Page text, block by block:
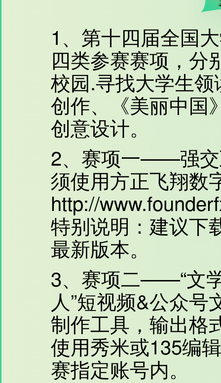
1、第十四届全国
四类参赛赛项，分
校园.寻找大学生
创作、《美丽中国
创意设计。
2、赛项一——强交
须使用方正飞翔数
http://
特别说明：建议下
最新版本。
3、赛项二——“文
人”短视频&公众
制作工具，输出格
使用秀米或135编
赛指定账号内。